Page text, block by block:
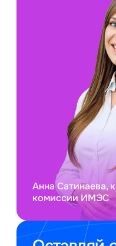
Анна Сатинаева,
комиссии ИМЭС